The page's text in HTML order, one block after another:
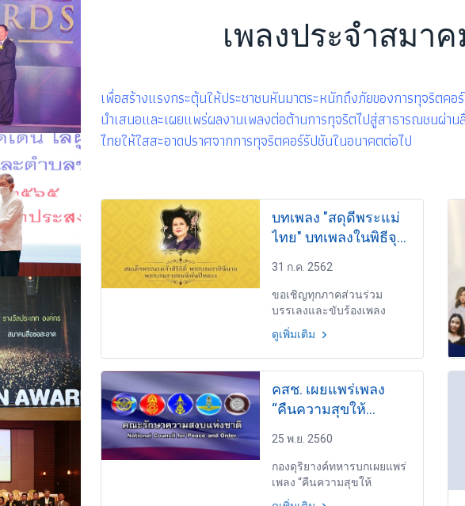
เพลงประจำสมา
เพื่อสร้างแรงกระตุ้นให้ประชาชนหันมาตระหนักถึงภัยของการทุจริต
นำเสนอและเผยแพร่ผลงานเพลงต่อต้านการทุจริตไปสู่สาธารณชนผ่า
ไทยให้ใสสะอาดปราศจากการทุจริตคอร์รัปชันในอนาคตต่อไป
บทเพลง "สดุดีพระแม่
ไทย" บทเพลงในพิธีจุด
2562 (คลิป)
31 ก.ค. 2562
ขอเชิญทุกภาคส่วนร่วม
บรรเลงและขับร้องเพลง
เฉลิมพระเกียรติ เนื่องใน
โอกาสวันเฉลิม
พระชนมพรรษาสมเด็จ
พระนางเจ้าสิริกิติ์ พระบรม
ราชินีนาถ พระบรมราชชนนี
พันปีหลวง ประจำปี
พุทธศักราช 2562
ดูเพิ่มเติม
คสช. เผยแพร่เพลง
“คืนความสุขให้
กองทัพ
25 พ.ย. 2560
กองดุริยางค์ทหารบกเผยแพร่
เพลง “คืนความสุขให้
ประเทศไทย” แต่งเนื้อร้อง-